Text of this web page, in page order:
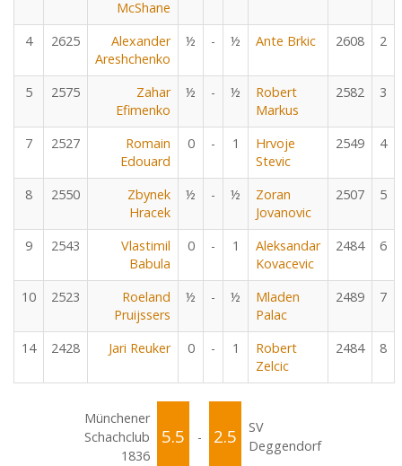
McShane
4 2625
Alexander
Areshchenko
½ - ½ Ante Brkic 2608 2
5 2575
Zahar
Efimenko
½ - ½
Robert
Markus
2582 3
7 2527
Romain
Edouard
0 - 1
Hrvoje
Stevic
2549 4
8 2550
Zbynek
Hracek
½ - ½
Zoran
Jovanovic
2507 5
9 2543
Vlastimil
Babula
0 - 1
Aleksandar
Kovacevic
2484 6
10 2523
Roeland
Pruijssers
½ - ½
Mladen
Palac
2489 7
14 2428 Jari Reuker 0 - 1
Robert
Zelcic
2484 8
Münchener
Schachclub
1836
5.5 - 2.5
SV
Deggendorf